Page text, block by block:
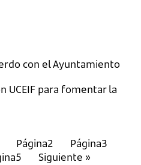
con el Ayuntamiento
UCEIF para fomentar la
Página2 Página3
5 Siguiente »